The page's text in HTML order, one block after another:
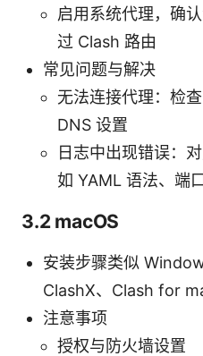
启用系统代理，确
过 Clash 路由
常见问题与解决
无法连接代理：检
DNS 设置
日志中出现错误：
如 YAML 语法、端
3.2 macOS
安装步骤类似
ClashX、Clash for
注意事项
授权与防火墙设置